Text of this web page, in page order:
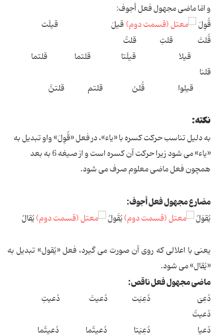
و امّا ماضی مجهول فعل أجوف:
قُوِلَ
قیلَ قیلَت
قُلتَ قلتِ قلتُ
قیلا قیلَتا قلتما قلتما
قلنا
قیلوا قُلنَ قلتم قلتنَّ
نکته:
به دلیل تناسب حرکت کسره با «یاء»، در فعل «قُوِلَ» واو تبدیل به
«یاء» می شود زیرا حرکت آن کسره است و از صیغه 6 به بعد
همچون فعل ماضی معلوم صرف می شود.
مضارع مجهول فعل أجوف:
یُقوَلُ یُقَولُ یُقالُ
یعنی با اعلالی که روی آن صورت می گیرد، فعل «یُقول» تبدیل به
«یُقال» می شود.
ماضی مجهول فعل ناقص:
دُعِیَ دُعِیَت دُعیتَ دُعیتِ
دُعیتُ
دُعیا دُعِیَتا دُعیتُما دُعیتُما